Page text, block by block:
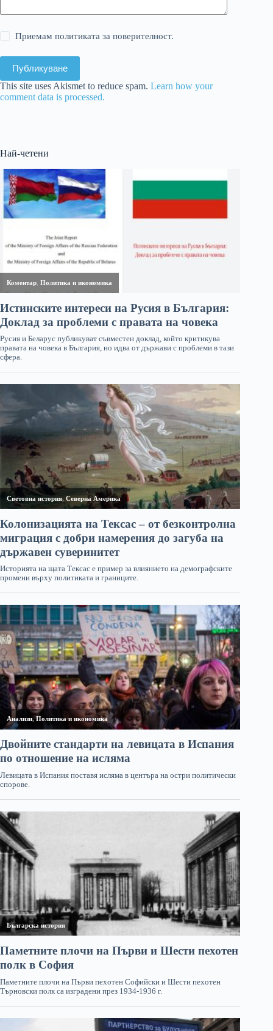
Приемам политиката за поверителност.
Публикуване
This site uses Akismet to reduce spam. Learn how your
comment data is processed.
Най-четени